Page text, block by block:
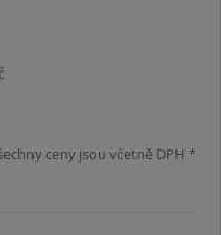
ceny jsou včetně DPH *